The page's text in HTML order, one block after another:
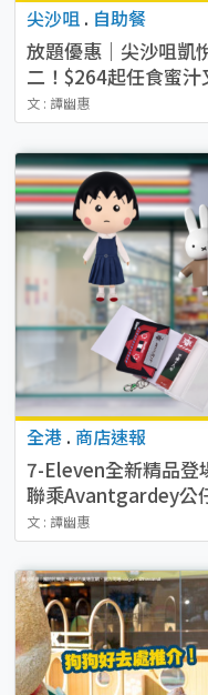
尖沙咀 . 自助餐
放題優惠｜尖沙咀凱
二！$264起任食蜜
點心
文 : 譚幽惠
全港 . 商店速報
7-Eleven全新精品登
聯乘Avantgardey公
／貓山王榴槤冰皮 附
文 : 譚幽惠